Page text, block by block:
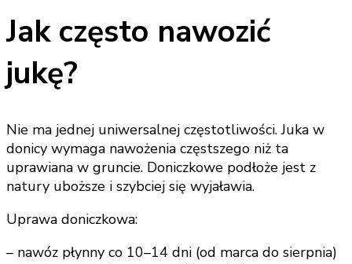
Jak często nawozić
jukę?
Nie ma jednej uniwersalnej częstotliwości. Juka w
donicy wymaga nawożenia częstszego niż ta
uprawiana w gruncie. Doniczkowe podłoże jest z
natury uboższe i szybciej się wyjaławia.
Uprawa doniczkowa:
– nawóz płynny co 10–14 dni (od marca do sierpnia)